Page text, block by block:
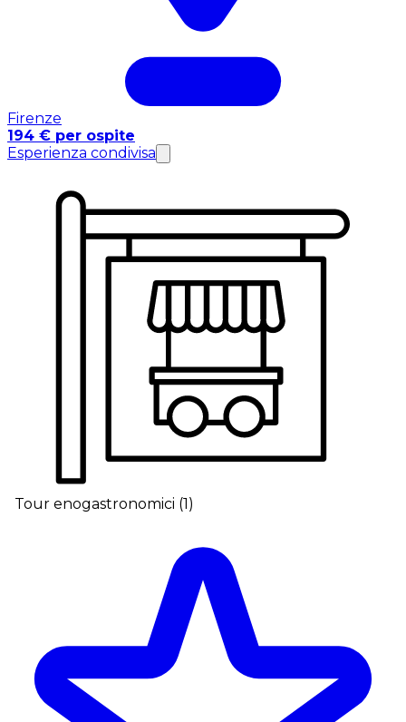
Firenze
194 € per ospite
Esperienza condivisa
Tour enogastronomici (1 )